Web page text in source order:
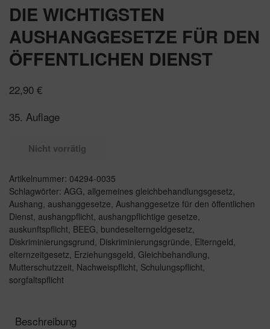
DIE WICHTIGSTEN
AUSHANGGESETZE FÜR DEN
ÖFFENTLICHEN DIENST
22,90 €
35. Auflage
Nicht vorrätig
Artikelnummer: 04294-0035
Schlagwörter: AGG allgemeines gleichbehandlungsgesetz
Aushang aushanggesetze Aushanggesetze für den öffentlichen
Dienst aushangpflicht aushangpflichtige gesetze
auskunftspflicht BEEG bundeselterngeldgesetz
Diskriminierungsgrund Diskriminierungsgründe Elterngeld
elternzeitgesetz Erziehungsgeld Gleichbehandlung
Mutterschutzzeit Nachweispflicht Schulungspflicht
sorgfaltspflicht
Beschreibung